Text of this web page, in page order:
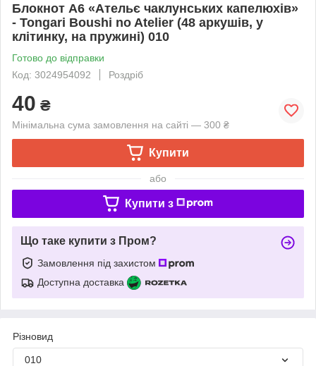
Блокнот А6 «Ательє чаклунських капелюхів»
- Tongari Boushi no Atelier (48 аркушів, у
клітинку, на пружині) 010
Готово до відправки
Код: 3024954092
Роздріб
40 ₴
Мінімальна сума замовлення на сайті — 300 ₴
Купити
або
Купити з
Що таке купити з Пром?
Замовлення під захистом
Доступна доставка
Різновид
010